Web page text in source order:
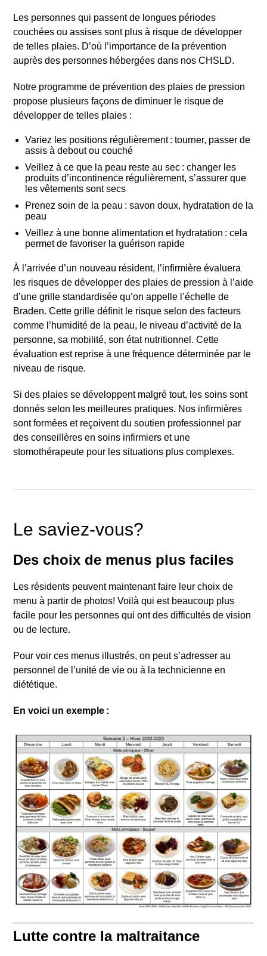
Les personnes qui passent de longues périodes
couchées ou assises sont plus à risque de développer
de telles plaies. D’où l’importance de la prévention
auprès des personnes hébergées dans nos CHSLD.
Notre programme de prévention des plaies de pression
propose plusieurs façons de diminuer le risque de
développer de telles plaies :
Variez les positions régulièrement : tourner, passer de
assis à debout ou couché
Veillez à ce que la peau reste au sec : changer les
produits d’incontinence régulièrement, s’assurer que
les vêtements sont secs
Prenez soin de la peau : savon doux, hydratation de la
peau
Veillez à une bonne alimentation et hydratation : cela
permet de favoriser la guérison rapide
À l’arrivée d’un nouveau résident, l’infirmière évaluera
les risques de développer des plaies de pression à l’aide
d’une grille standardisée qu’on appelle l’échelle de
Braden. Cette grille définit le risque selon des facteurs
comme l’humidité de la peau, le niveau d’activité de la
personne, sa mobilité, son état nutritionnel. Cette
évaluation est reprise à une fréquence déterminée par le
niveau de risque.
Si des plaies se développent malgré tout, les soins sont
donnés selon les meilleures pratiques. Nos infirmières
sont formées et reçoivent du soutien professionnel par
des conseillères en soins infirmiers et une
stomothérapeute pour les situations plus complexes.
Le saviez-vous?
Des choix de menus plus faciles
Les résidents peuvent maintenant faire leur choix de
menu à partir de photos! Voilà qui est beaucoup plus
facile pour les personnes qui ont des difficultés de vision
ou de lecture.
Pour voir ces menus illustrés, on peut s’adresser au
personnel de l’unité de vie ou à la technicienne en
diététique.
En voici un exemple :
Lutte contre la maltraitance